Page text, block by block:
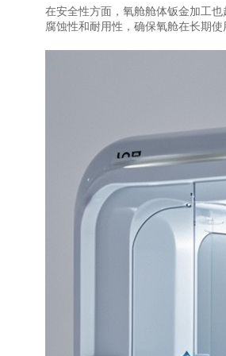
在安全性方面，氧舱舱体钣金加工
腐蚀性和耐用性，确保氧舱在长期使